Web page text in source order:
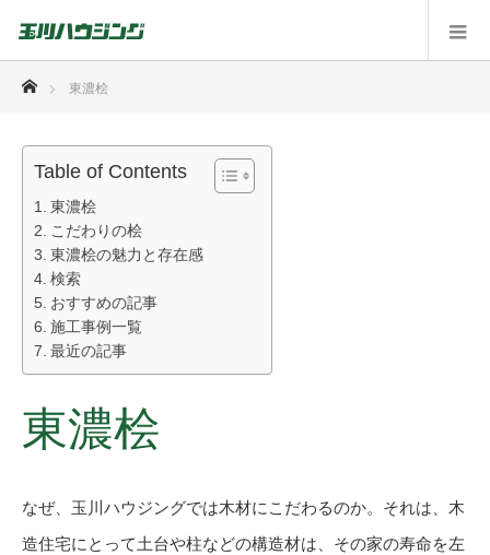
ホーム
東濃桧
Table of Contents
東濃桧
こだわりの桧
東濃桧の魅力と存在感
検索
おすすめの記事
施工事例一覧
最近の記事
東濃桧
なぜ、玉川ハウジングでは木材にこだわるのか。それは、木
造住宅にとって土台や柱などの構造材は、その家の寿命を左